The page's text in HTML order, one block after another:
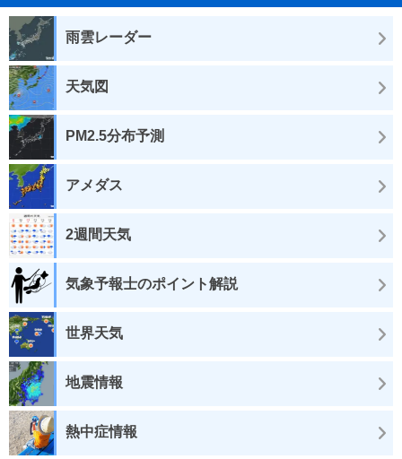
雨雲レーダー
天気図
PM2.5分布予測
アメダス
2週間天気
気象予報士のポイント解説
世界天気
地震情報
熱中症情報